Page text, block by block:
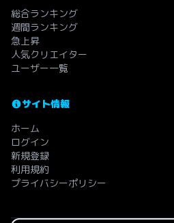
総合ランキング
週間ランキング
急上昇
人気クリエイター
ユーザー一覧
サイト情報
ホーム
ログイン
新規登録
利用規約
プライバシーポリシー